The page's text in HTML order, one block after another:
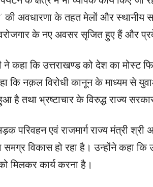
की अवधारणा के तहत मेलों और स्थानीय
के नए अवसर सृजित हुए हैं और
ने कहा कि उत्तराखण्ड को देश का मोस्ट
कि नक़ल विरोधी कानून के माध्यम से
है तथा भ्रष्टाचार के विरुद्ध राज्य
परिवहन एवं राजमार्ग राज्य मंत्री
विकास हो रहा है। उन्होंने कहा
मिलकर कार्य करना है।